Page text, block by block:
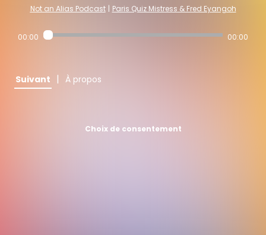
Not an Alias Podcast | Paris Quiz Mistress & Fred Eyangoh
00:00 00:00
Suivant | À propos
Choix de consentement